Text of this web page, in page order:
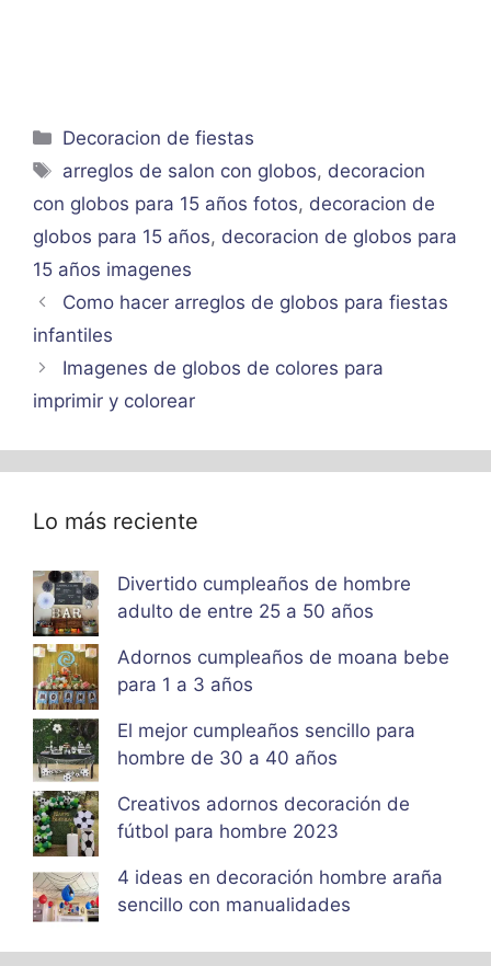
Categorías
Decoracion de fiestas
Etiquetas
arreglos de salon con globos, decoracion
con globos para 15 años fotos, decoracion de
globos para 15 años, decoracion de globos para
15 años imagenes
Como hacer arreglos de globos para fiestas
infantiles
Imagenes de globos de colores para
imprimir y colorear
Lo más reciente
Divertido cumpleaños de hombre
adulto de entre 25 a 50 años
Adornos cumpleaños de moana bebe
para 1 a 3 años
El mejor cumpleaños sencillo para
hombre de 30 a 40 años
Creativos adornos decoración de
fútbol para hombre 2023
4 ideas en decoración hombre araña
sencillo con manualidades